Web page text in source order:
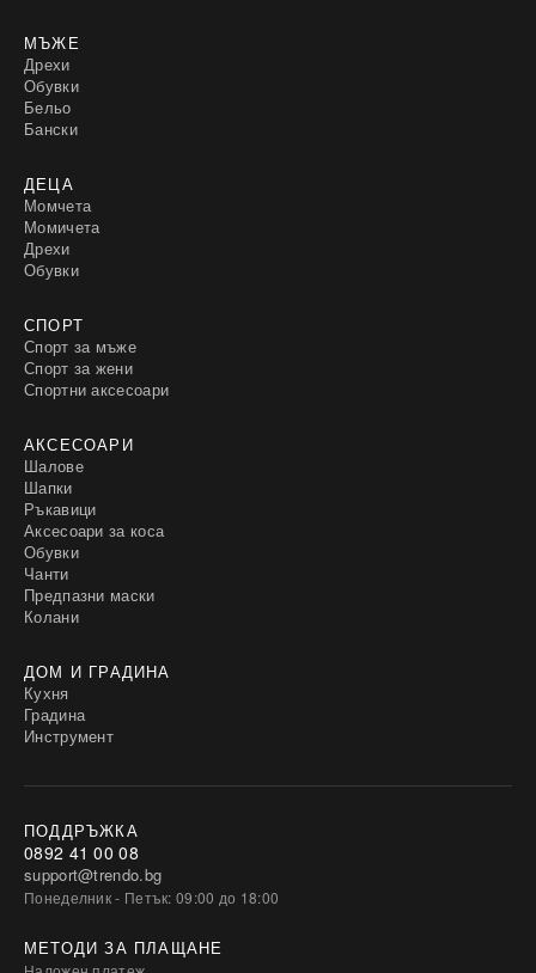
МЪЖЕ
Дрехи
Обувки
Бельо
Бански
ДЕЦА
Момчета
Момичета
Дрехи
Обувки
СПОРТ
Спорт за мъже
Спорт за жени
Спортни аксесоари
АКСЕСОАРИ
Шалове
Шапки
Ръкавици
Аксесоари за коса
Обувки
Чанти
Предпазни маски
Колани
ДОМ И ГРАДИНА
Кухня
Градина
Инструмент
ПОДДРЪЖКА
0892 41 00 08
support@trendo.bg
Понеделник - Петък: 09:00 до 18:00
МЕТОДИ ЗА ПЛАЩАНЕ